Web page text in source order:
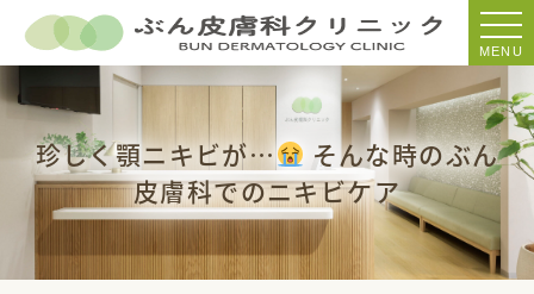
MENU
珍しく顎ニキビが…
そんな時のぶん
皮膚科でのニキビケア